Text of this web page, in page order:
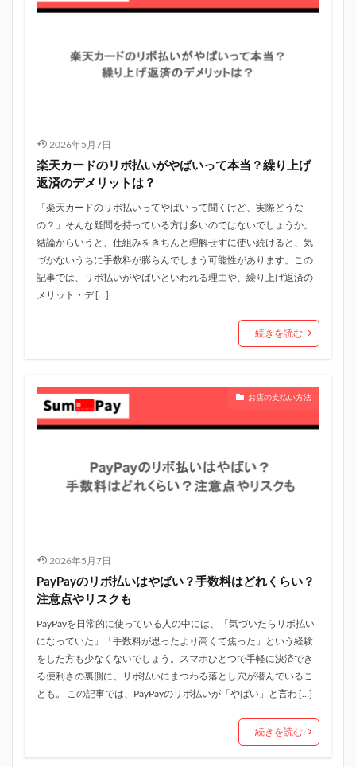
2026年5月7日
楽天カードのリボ払いがやばいって本当？繰り上げ
返済のデメリットは？
「楽天カードのリボ払いってやばいって聞くけど、実際どうな
の？」そんな疑問を持っている方は多いのではないでしょうか。
結論からいうと、仕組みをきちんと理解せずに使い続けると、気
づかないうちに手数料が膨らんでしまう可能性があります。この
記事では、リボ払いがやばいといわれる理由や、繰り上げ返済の
メリット・デ […]
続きを読む
お店の支払い方法
2026年5月7日
PayPayのリボ払いはやばい？手数料はどれくらい？
注意点やリスクも
PayPayを日常的に使っている人の中には、「気づいたらリボ払い
になっていた」「手数料が思ったより高くて焦った」という経験
をした方も少なくないでしょう。スマホひとつで手軽に決済でき
る便利さの裏側に、リボ払いにまつわる落とし穴が潜んでいるこ
とも。 この記事では、PayPayのリボ払いが「やばい」と言わ […]
続きを読む